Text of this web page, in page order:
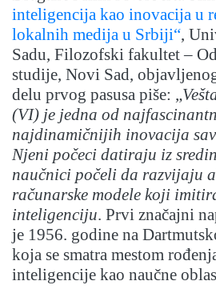
inteligencija kao inovacija u
lokalnih medija u Srbiji“,
Sadu, Filozofski fakultet –
studije, Novi Sad,
delu prvog pasusa piše: „
(VI) je jedna od
najdinamičnijih inovacija
Njeni počeci datiraju iz
naučnici počeli da razvijaju
računarske modele koji
inteligenciju. Prvi značajni
je 1956. godine na
koja se smatra mestom
inteligencije kao naučne